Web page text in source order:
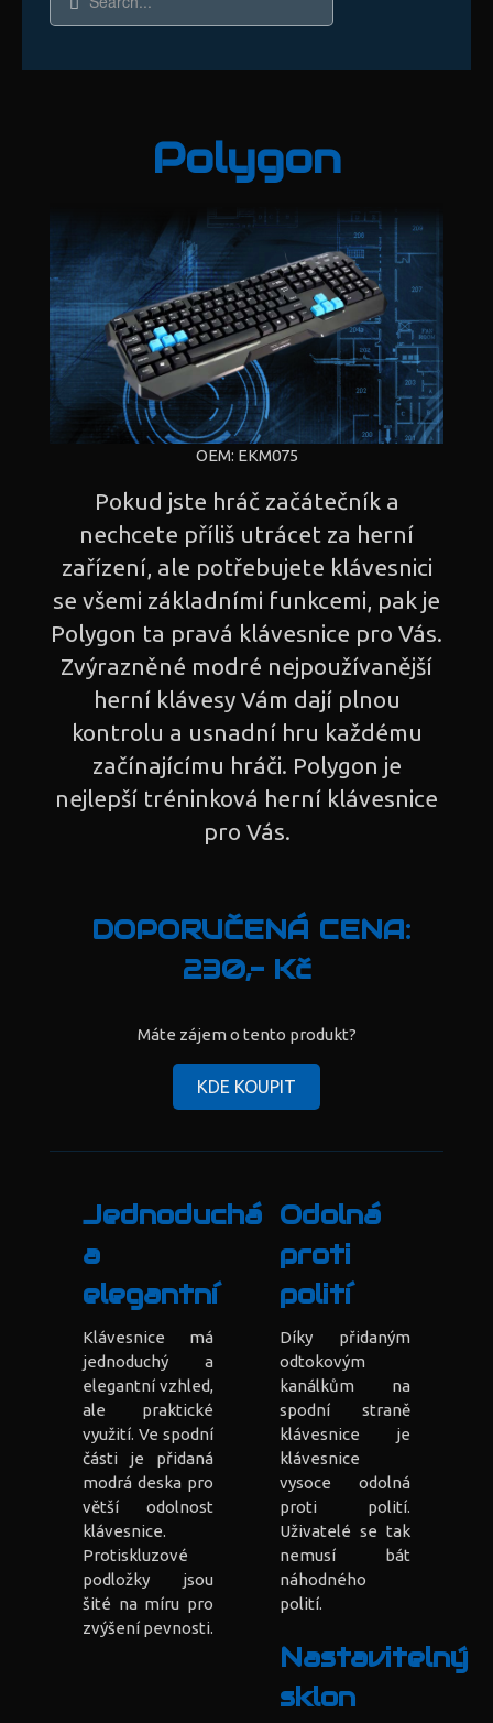
Polygon
OEM: EKM075
Pokud jste hráč začátečník a
nechcete příliš utrácet za herní
zařízení, ale potřebujete klávesnici
se všemi základními funkcemi, pak je
Polygon ta pravá klávesnice pro Vás.
Zvýrazněné modré nejpoužívanější
herní klávesy Vám dají plnou
kontrolu a usnadní hru každému
začínajícímu hráči. Polygon je
nejlepší tréninková herní klávesnice
pro Vás.
DOPORUČENÁ CENA:
230,- Kč
Máte zájem o tento produkt?
KDE KOUPIT
Jednoduchá
a
elegantní
Klávesnice má
jednoduchý a
elegantní vzhled,
ale praktické
využití. Ve spodní
části je přidaná
modrá deska pro
větší odolnost
klávesnice.
Protiskluzové
podložky jsou
šité na míru pro
zvýšení pevnosti.
Odolná
proti
polití
Díky přidaným
odtokovým
kanálkům na
spodní straně
klávesnice je
klávesnice
vysoce odolná
proti polití.
Uživatelé se tak
nemusí bát
náhodného
polití.
Nastavitelný
sklon